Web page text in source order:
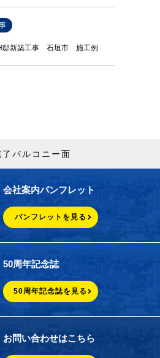
邸新築工事 石垣市 施工例
バルコニー面
会社案内パンフレット
パンフレットを見る
50周年記念誌
50周年記念誌を見る
お問い合わせはこちら